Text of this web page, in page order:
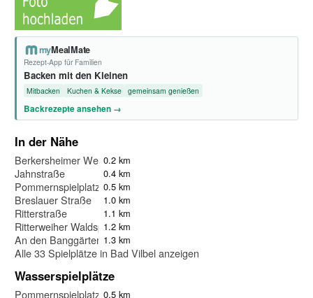
myMealMate
Rezept-App für Familien
Backen mit den Kleinen
Mitbacken Kuchen & Kekse gemeinsam genießen
Backrezepte ansehen →
In der Nähe
Berkersheimer Weg0.2 km
Jahnstraße 0.4 km
Pommernspielplatz 0.5 km
Breslauer Straße 1.0 km
Ritterstraße 1.1 km
Ritterweiher Waldspielplatz
1.2 km
An den Banggärten 1.3 km
Alle 33 Spielplätze in Bad Vilbel anzeigen
Wasserspielplätze
Pommernspielplatz 0.5 km